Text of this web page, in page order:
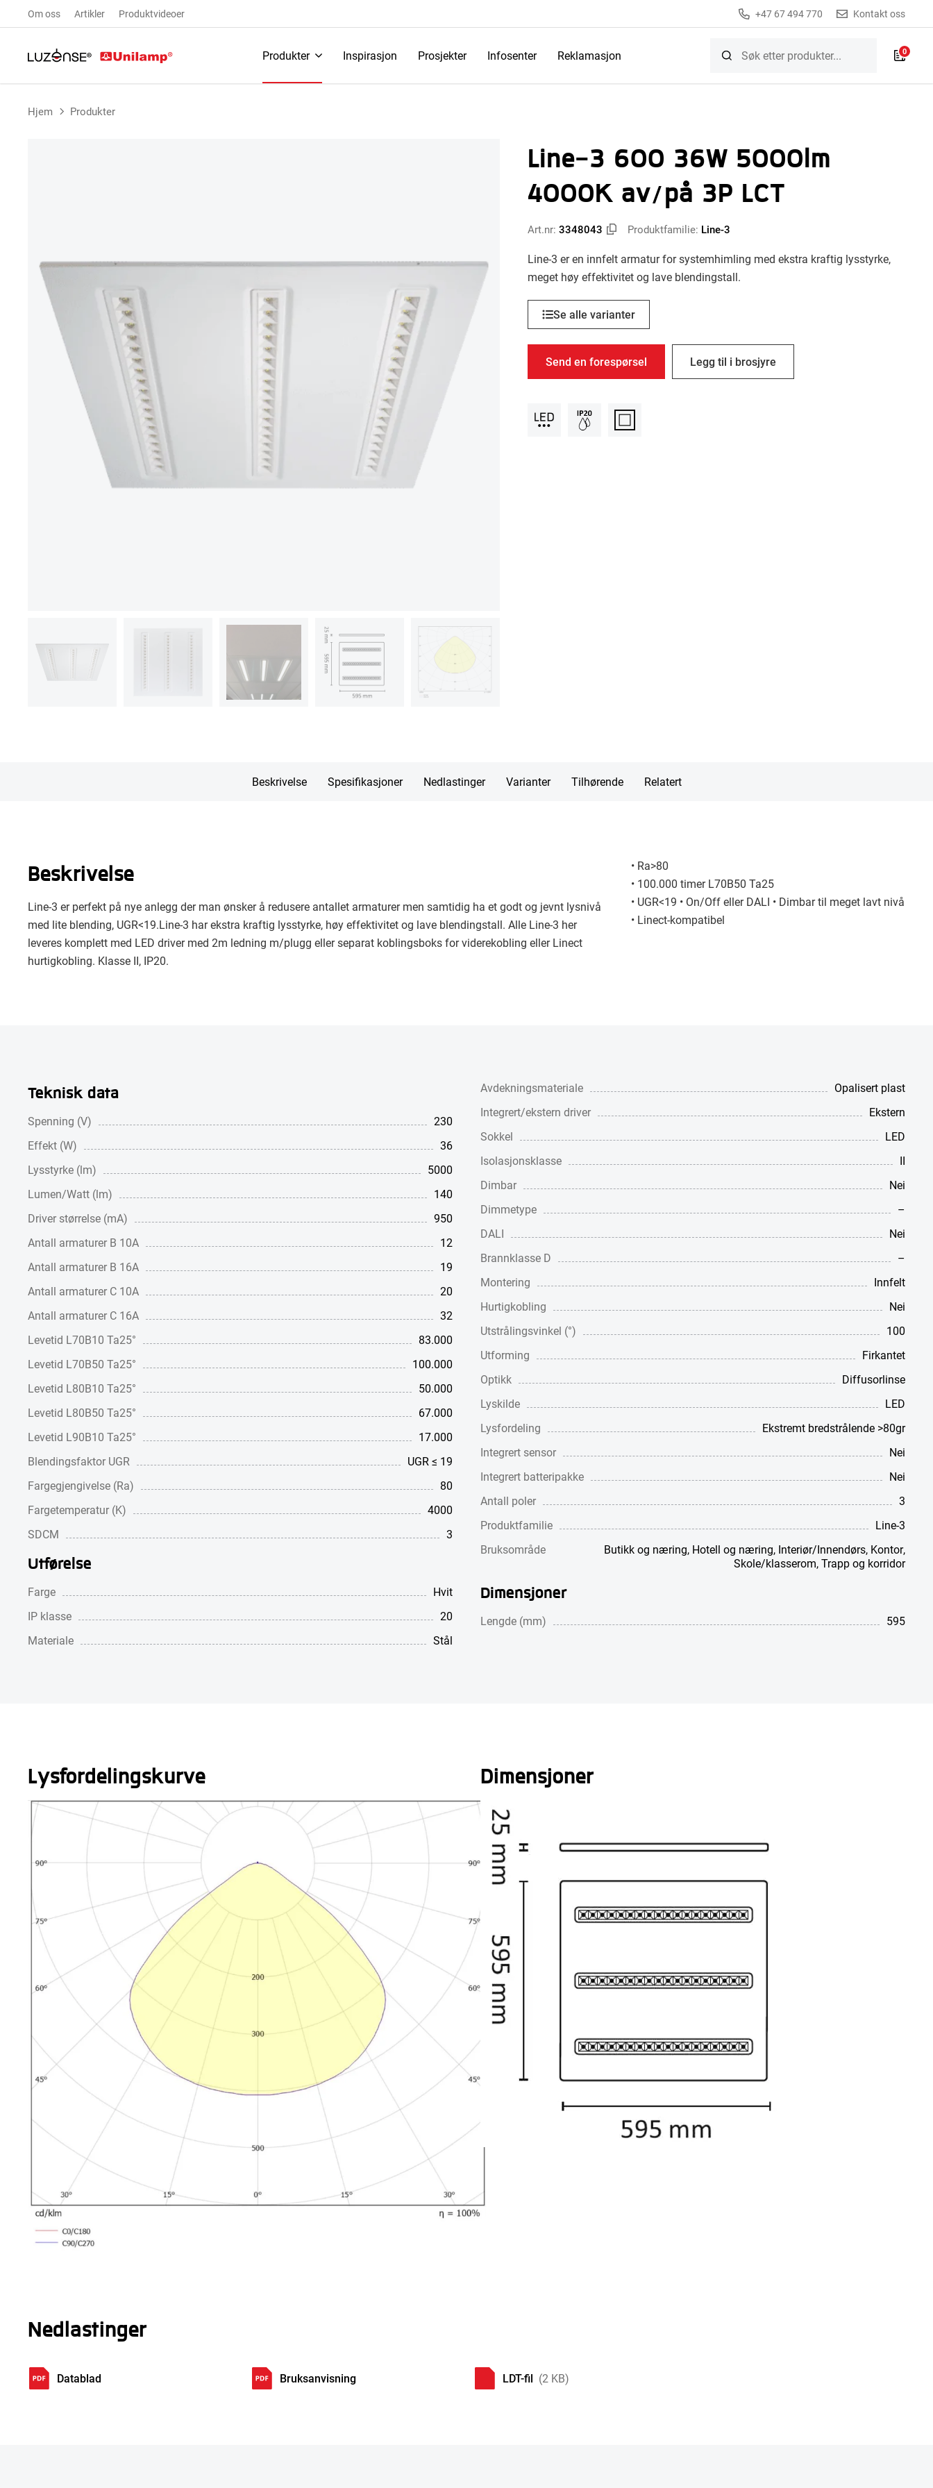
Om oss Artikler Produktvideoer +47 67 494 770 Kontakt oss
Produkter Inspirasjon Prosjekter Infosenter Reklamasjon 0
Hjem Produkter
Line-3 600 36W 5000lm
4000K av/på 3P LCT
Art.nr: 3348043 Produktfamilie: Line-3
Line-3 er en innfelt armatur for systemhimling med ekstra kraftig lysstyrke,
meget høy effektivitet og lave blendingstall.
Se alle varianter
Send en forespørsel Legg til i brosjyre
Beskrivelse Spesifikasjoner Nedlastinger Varianter Tilhørende Relatert
Beskrivelse
Line-3 er perfekt på nye anlegg der man ønsker å redusere antallet armaturer men samtidig ha et godt og jevnt lysnivå
med lite blending, UGR<19.Line-3 har ekstra kraftig lysstyrke, høy effektivitet og lave blendingstall. Alle Line-3 her
leveres komplett med LED driver med 2m ledning m/plugg eller separat koblingsboks for viderekobling eller Linect
hurtigkobling. Klasse II, IP20.
• Ra>80
• 100.000 timer L70B50 Ta25
• UGR<19 • On/Off eller DALI • Dimbar til meget lavt nivå
• Linect-kompatibel
Teknisk data
Spenning (V)
230
Effekt (W)
36
Lysstyrke (lm)
5000
Lumen/Watt (lm)
140
Driver størrelse (mA)
950
Antall armaturer B 10A
12
Antall armaturer B 16A
19
Antall armaturer C 10A
20
Antall armaturer C 16A
32
Levetid L70B10 Ta25°
83.000
Levetid L70B50 Ta25°
100.000
Levetid L80B10 Ta25°
50.000
Levetid L80B50 Ta25°
67.000
Levetid L90B10 Ta25°
17.000
Blendingsfaktor UGR
UGR ≤ 19
Fargegjengivelse (Ra)
80
Fargetemperatur (K)
4000
SDCM
3
Utførelse
Farge
Hvit
IP klasse
20
Materiale
Stål
Avdekningsmateriale
Opalisert plast
Integrert/ekstern driver
Ekstern
Sokkel
LED
Isolasjonsklasse
II
Dimbar
Nei
Dimmetype
–
DALI
Nei
Brannklasse D
–
Montering
Innfelt
Hurtigkobling
Nei
Utstrålingsvinkel (°)
100
Utforming
Firkantet
Optikk
Diffusorlinse
Lyskilde
LED
Lysfordeling
Ekstremt bredstrålende >80gr
Integrert sensor
Nei
Integrert batteripakke
Nei
Antall poler
3
Produktfamilie
Line-3
Bruksområde
Butikk og næring, Hotell og næring, Interiør/Innendørs, Kontor,
Skole/klasserom,Trapp og korridor
Dimensjoner
Lengde (mm) 595
Lysfordelingskurve Dimensjoner
Nedlastinger
Datablad Bruksanvisning LDT-fil (2 KB)